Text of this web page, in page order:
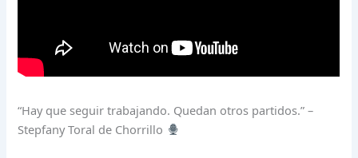
“Hay que seguir trabajando. Quedan otros partidos.” –
Stepfany Toral de Chorrillo